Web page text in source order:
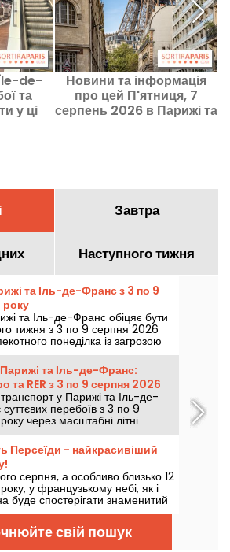
de-
та
у ці
Новини та інформація
про цей П'ятниця, 7
серпень 2026 в Парижі та
Завтра
Наступного тижня
та Іль-де-Франс з 3 по 9
та Іль-де-Франс обіцяє бути
тижня з 3 по 9 серпня 2026
понеділка із загрозою
повільно знижуватиметься,
повернеться тепла та
та Іль-де-Франс:
та RER з 3 по 9 серпня 2026
у Парижі та Іль-де-
перебоїв з 3 по 9
через масштабні літні
сильно позначаться на
згідно з даними RATP та SNCF.
Персеїди - найкрасивіший
серпня, а особливо близько 12
у французькому небі, як і
буде спостерігати знаменитий
Тож підніміть очі до неба і
цим видовищем!свій пошук